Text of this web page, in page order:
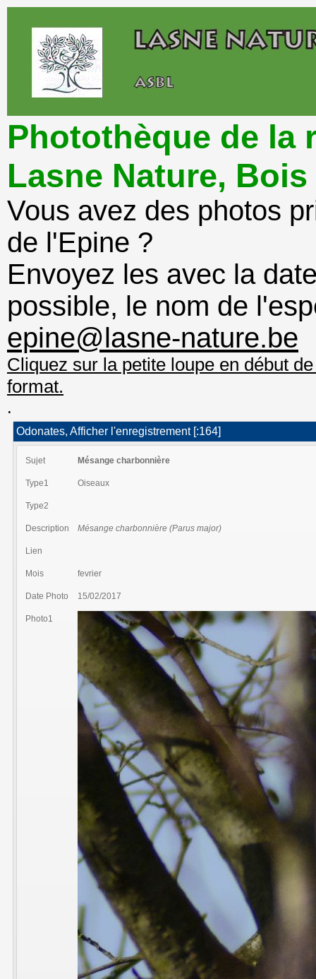
Photothèque de la
Lasne Nature,
Vous avez des photos
de l'Epine ?
Envoyez les avec la
possible, le nom de
epine@lasne-nature.be
Cliquez sur la petite loupe en début
format.
.
Odonates, Afficher l'enregistrement [:164]
Sujet Mésange charbonnière
Type1 Oiseaux
Type2
Description Mésange charbonnière (Parus major)
Lien
Mois fevrier
Date Photo 15/02/2017
Photo1